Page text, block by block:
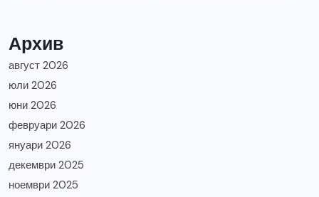
Архив
август 2026
юли 2026
юни 2026
февруари 2026
януари 2026
декември 2025
ноември 2025